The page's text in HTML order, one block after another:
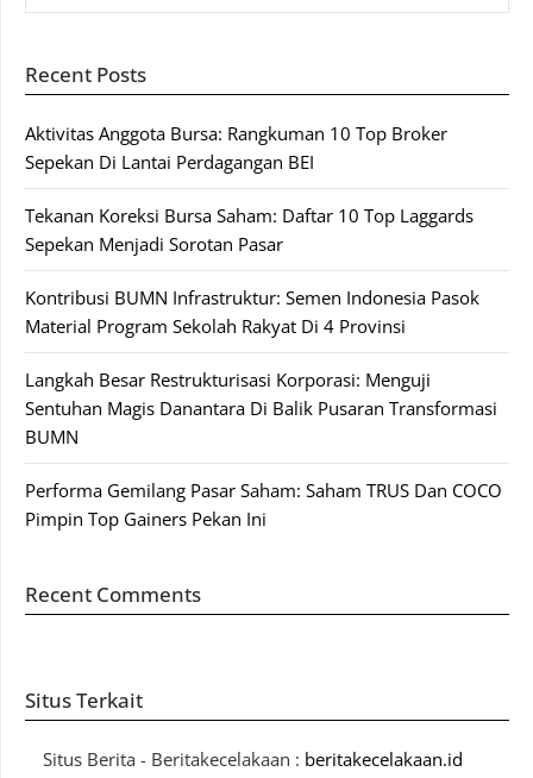
Recent Posts
Aktivitas Anggota Bursa: Rangkuman 10 Top Broker
Sepekan Di Lantai Perdagangan BEI
Tekanan Koreksi Bursa Saham: Daftar 10 Top Laggards
Sepekan Menjadi Sorotan Pasar
Kontribusi BUMN Infrastruktur: Semen Indonesia Pasok
Material Program Sekolah Rakyat Di 4 Provinsi
Langkah Besar Restrukturisasi Korporasi: Menguji
Sentuhan Magis Danantara Di Balik Pusaran Transformasi
BUMN
Performa Gemilang Pasar Saham: Saham TRUS Dan COCO
Pimpin Top Gainers Pekan Ini
Recent Comments
Situs Terkait
Situs Berita - Beritakecelakaan : beritakecelakaan.id